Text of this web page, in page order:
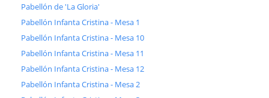
Pabellón de 'La Gloria'
Pabellón Infanta Cristina - Mesa 1
Pabellón Infanta Cristina - Mesa 10
Pabellón Infanta Cristina - Mesa 11
Pabellón Infanta Cristina - Mesa 12
Pabellón Infanta Cristina - Mesa 2